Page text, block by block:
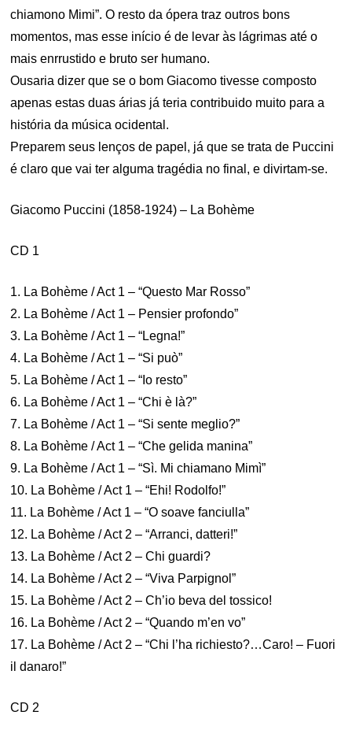
chiamono Mimi”. O resto da ópera traz outros bons
momentos, mas esse início é de levar às lágrimas até o
mais enrrustido e bruto ser humano.
Ousaria dizer que se o bom Giacomo tivesse composto
apenas estas duas árias já teria contribuido muito para a
história da música ocidental.
Preparem seus lenços de papel, já que se trata de Puccini
é claro que vai ter alguma tragédia no final, e divirtam-se.
Giacomo Puccini (1858-1924) – La Bohème
CD 1
1. La Bohème / Act 1 – “Questo Mar Rosso”
2. La Bohème / Act 1 – Pensier profondo”
3. La Bohème / Act 1 – “Legna!”
4. La Bohème / Act 1 – “Si può”
5. La Bohème / Act 1 – “Io resto”
6. La Bohème / Act 1 – “Chi è là?”
7. La Bohème / Act 1 – “Si sente meglio?”
8. La Bohème / Act 1 – “Che gelida manina”
9. La Bohème / Act 1 – “Sì. Mi chiamano Mimì”
10. La Bohème / Act 1 – “Ehi! Rodolfo!”
11. La Bohème / Act 1 – “O soave fanciulla”
12. La Bohème / Act 2 – “Arranci, datteri!”
13. La Bohème / Act 2 – Chi guardi?
14. La Bohème / Act 2 – “Viva Parpignol”
15. La Bohème / Act 2 – Ch’io beva del tossico!
16. La Bohème / Act 2 – “Quando m’en vo”
17. La Bohème / Act 2 – “Chi l’ha richiesto?…Caro! – Fuori
il danaro!”
CD 2